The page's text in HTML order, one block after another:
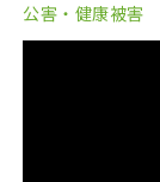
公害・健康被害